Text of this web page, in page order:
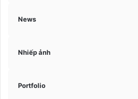
News
Nhiếp ảnh
Portfolio